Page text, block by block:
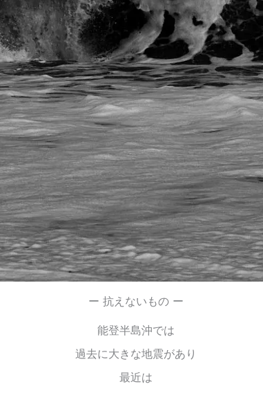
ー 抗えないもの ー
能登半島沖では
過去に大きな地震があり
最近は